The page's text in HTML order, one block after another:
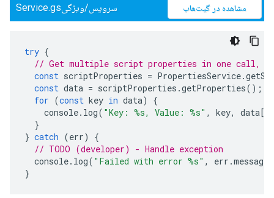
سرویس/ویژگیService.gs مشاهده در گیت‌هاب
try {
// Get multiple script properties in one call,
const scriptProperties = PropertiesService.
const data = scriptProperties .getProperties();
for (const key in data)
{
console. log( "Key: %s, Value: %s" , key, data[
}
} catch (err)
{
// TODO (developer) - Handle exception
console. log( "Failed with error %s" , err .message
}